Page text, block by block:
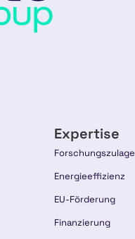
Expertise
Forschungszulage
Energieeffizienz
EU-Förderung
Finanzierung